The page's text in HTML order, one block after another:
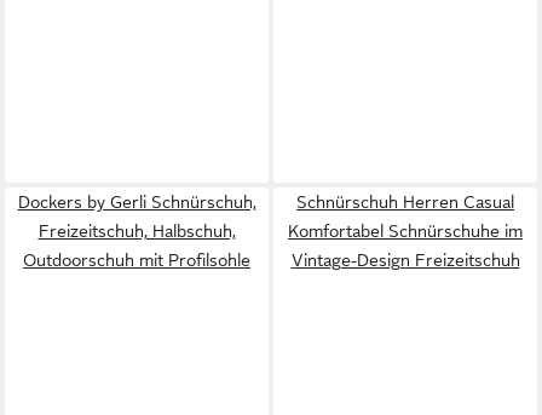
Dockers by Gerli Schnürschuh,
Freizeitschuh, Halbschuh,
Outdoorschuh mit Profilsohle
Schnürschuh Herren Casual
Komfortabel Schnürschuhe im
Vintage-Design Freizeitschuh